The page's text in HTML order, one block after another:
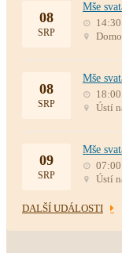
08
SRP
Mše
08
SRP
Mše
Ústí
09
SRP
Mše
Ústí
DALŠÍ UDÁLOSTI